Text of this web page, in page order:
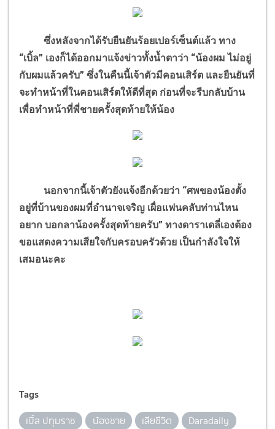
ซึ่งหลังจากได้รับยืนยันร้อยเปอร์เซ็นต์แล้ว ทาง
“เบิ้ล” เองก็ได้ออกมาแจ้งข่าวทั้งน้ำตาว่า “น้องผม ไม่อยู่
กับผมแล้วครับ” ซึ่งในคืนนี้เจ้าตัวมีคอนเสิร์ต และยืนยันที่
จะทำหน้าที่ในคอนเสิร์ตให้ดีที่สุด ก่อนที่จะรีบกลับบ้าน
เพื่อทำหน้าที่พี่ชายครั้งสุดท้ายให้น้อง
นอกจากนี้เจ้าตัวยังแจ้งอีกด้วยว่า “ศพของน้องตั้ง
อยู่ที่บ้านของผมที่อำนาจเจริญ เผื่อแฟนคลับท่านไหน
อยาก บอกลาน้องครั้งสุดท้ายครับ” ทางดาราเดลี่เองต้อง
ขอแสดงความเสียใจกับครอบครัวด้วย เป็นกำลังใจให้
เสมอนะคะ
Tags
เบิ้ล ปทุมราช น้องชาย เสียชีวิต Daradaily